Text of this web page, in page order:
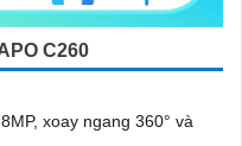
C260
xoay ngang 360° và